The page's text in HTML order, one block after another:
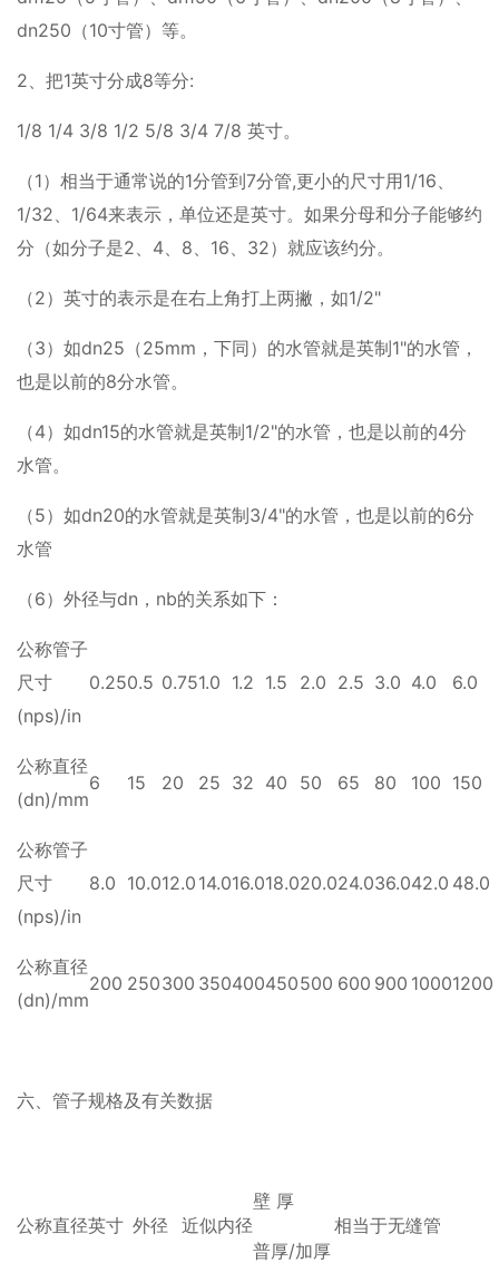
dn250（10寸管）等。
2、把1英寸分成8等分:
1/8 1/4 3/8 1/2 5/8 3/4 7/8 英寸。
（1）相当于通常说的1分管到7分管,更小的尺寸用1/16、
1/32、1/64来表示，单位还是英寸。如果分母和分子能够约
分（如分子是2、4、8、16、32）就应该约分。
（2）英寸的表示是在右上角打上两撇，如1/2"
（3）如dn25（25mm，下同）的水管就是英制1"的水管，
也是以前的8分水管。
（4）如dn15的水管就是英制1/2"的水管，也是以前的4分
水管。
（5）如dn20的水管就是英制3/4"的水管，也是以前的6分
水管
（6）外径与dn，nb的关系如下：
公称管子
尺寸
(nps)/in
0.250.5 0.751.0 1.2 1.5 2.0 2.5 3.0 4.0 6.0
公称直径
(dn)/mm
6 15 20 25 32 40 50 65 80 100 150
公称管子
尺寸
(nps)/in
8.0 10.012.0 14.016.018.020.024.036.042.0 48.0
公称直径
(dn)/mm
200 250300 350400450500 600 900 10001200
六、管子规格及有关数据
公称直径英寸 外径 近似内径
壁 厚
普厚/加厚
相当于无缝管